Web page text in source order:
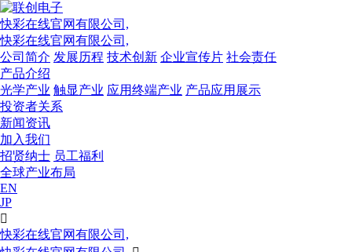
快彩在线官网有限公司,
快彩在线官网有限公司,
公司简介 发展历程 技术创新 企业宣传片 社会责任
产品介绍
光学产业 触显产业 应用终端产业 产品应用展示
投资者关系
新闻资讯
加入我们
招贤纳士 员工福利
全球产业布局
EN
JP

快彩在线官网有限公司,